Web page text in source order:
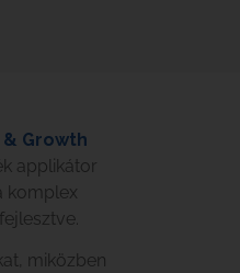
& Growth
applikátor
komplex
miközben